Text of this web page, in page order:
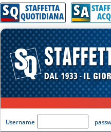
SQ STAFFETTA
QUOTIDIANA SA
'Modulo Login per
Username